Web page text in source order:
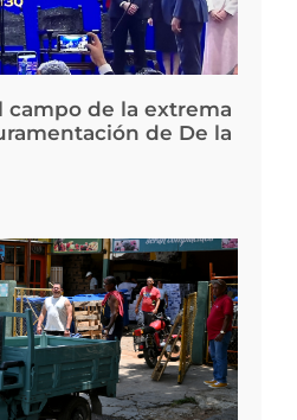
campo de la extrema
de De la